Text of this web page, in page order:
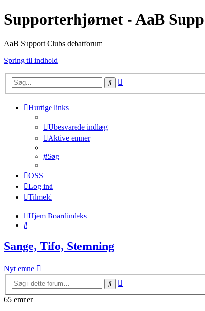
Supporterhjørnet - AaB
AaB Support Clubs debatforum
Spring til indhold
Søg
Hurtige links
Ubesvarede indlæg
Aktive emner
Søg
OSS
Log ind
Tilmeld
Hjem Boardindeks
Søg
Sange, Tifo, Stemning
Nyt emne
Søg
65 emner